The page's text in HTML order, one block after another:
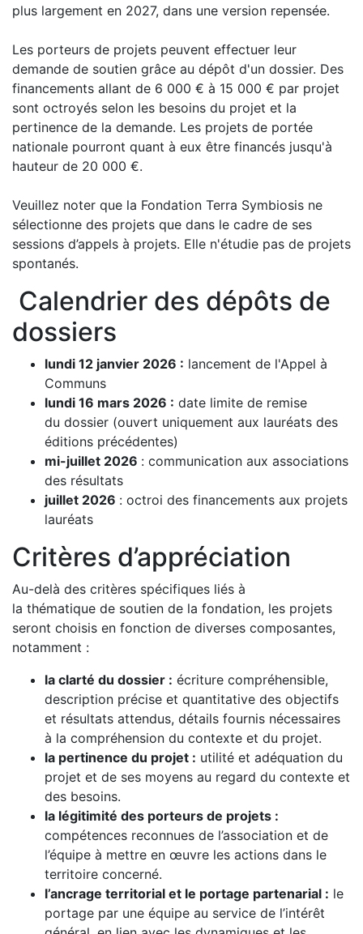
plus largement en 2027, dans une version repensée.
Les porteurs de projets peuvent effectuer leur
demande de soutien grâce au dépôt d'un dossier. Des
financements allant de 6 000 € à 15 000 € par projet
sont octroyés selon les besoins du projet et la
pertinence de la demande. Les projets de portée
nationale pourront quant à eux être financés jusqu'à
hauteur de 20 000 €.
Veuillez noter que la Fondation Terra Symbiosis ne
sélectionne des projets que dans le cadre de ses
sessions d’appels à projets. Elle n'étudie pas de projets
spontanés.
Calendrier des dépôts de
dossiers
lundi 12 janvier 2026 : lancement de l'Appel à
Communs
lundi 16 mars 2026 : date limite de remise
du dossier (ouvert uniquement aux lauréats des
éditions précédentes)
mi-juillet 2026 : communication aux associations
des résultats
juillet 2026 : octroi des financements aux projets
lauréats
Critères d’appréciation
Au-delà des critères spécifiques liés à
la thématique de soutien de la fondation, les projets
seront choisis en fonction de diverses composantes,
notamment :
la clarté du dossier : écriture compréhensible,
description précise et quantitative des objectifs
et résultats attendus, détails fournis nécessaires
à la compréhension du contexte et du projet.
la pertinence du projet : utilité et adéquation du
projet et de ses moyens au regard du contexte et
des besoins.
la légitimité des porteurs de projets :
compétences reconnues de l’association et de
l’équipe à mettre en œuvre les actions dans le
territoire concerné.
l’ancrage territorial et le portage partenarial : le
portage par une équipe au service de l’intérêt